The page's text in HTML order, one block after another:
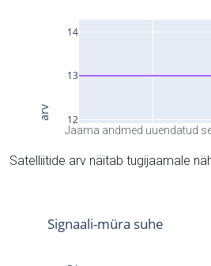
Jaama andmed uuendatud
Satelliitide arv näitab tugijaamale